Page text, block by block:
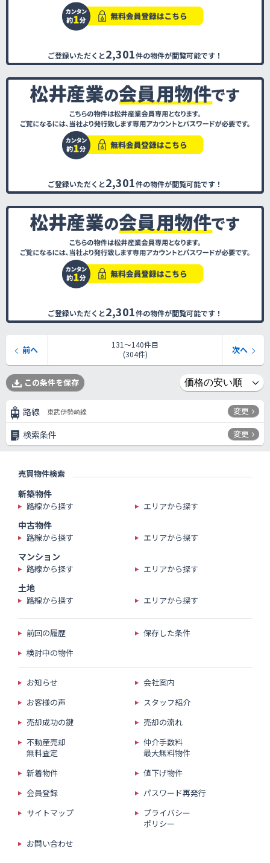
ご登録いただくと2,301件の物件が閲覧可能です！
ご登録いただくと2,301件の物件が閲覧可能です！
ご登録いただくと2,301件の物件が閲覧可能です！
131〜140件目
(304件)
前へ 次へ
この条件を保存
路線 東武伊勢崎線 変更
検索条件 変更
売買物件検索
新築物件
路線から探す エリアから探す
中古物件
路線から探す エリアから探す
マンション
路線から探す エリアから探す
土地
路線から探す エリアから探す
前回の履歴
保存した条件
検討中の物件
お知らせ
会社案内
お客様の声
スタッフ紹介
売却成功の鍵
売却の流れ
不動産売却
無料査定
仲介手数料
最大無料物件
新着物件
値下げ物件
会員登録
パスワード再発行
サイトマップ
プライバシー
ポリシー
お問い合わせ